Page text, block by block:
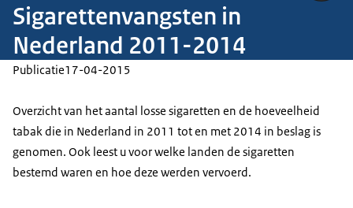
Sigarettenvangsten in
Nederland 2011-2014
Publicatie17-04-2015
Overzicht van het aantal losse sigaretten en de hoeveelheid
tabak die in Nederland in 2011 tot en met 2014 in beslag is
genomen. Ook leest u voor welke landen de sigaretten
bestemd waren en hoe deze werden vervoerd.